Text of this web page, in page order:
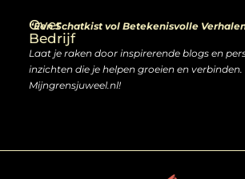
Over
Bedrijf
“Een Schatkist vol Betekenisvolle
Laat je raken door inspirerende blogs en
inzichten die je helpen groeien en
Mijngrensjuweel.nl!